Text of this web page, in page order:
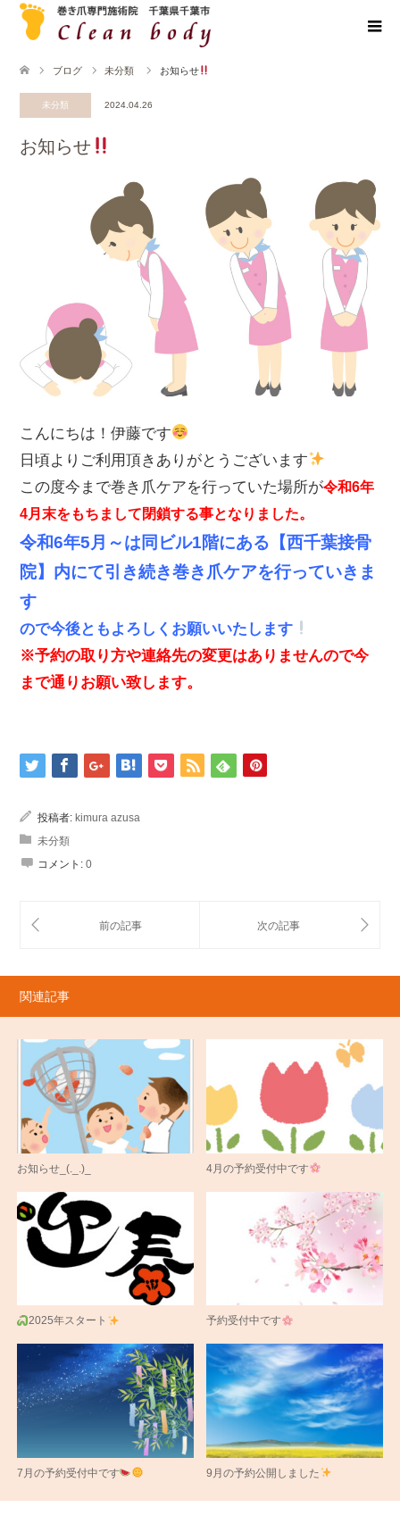
ブログ 未分類 お知らせ
未分類 2024.04.26
お知らせ
こんにちは！伊藤です
日頃よりご利用頂きありがとうございます
この度今まで巻き爪ケアを行っていた場所が令和6年
4月末をもちまして閉鎖する事となりました。
令和6年5月～は同ビル1階にある【西千葉接骨
院】内にて引き続き巻き爪ケアを行っていきま
す
ので今後ともよろしくお願いいたします
※予約の取り方や連絡先の変更はありませんので今
まで通りお願い致します。
投稿者: kimura azusa
未分類
コメント: 0
関連記事
お知らせ_(._.)_ 4月の予約受付中です
2025年スタート 予約受付中です
7月の予約受付中です 9月の予約公開しました